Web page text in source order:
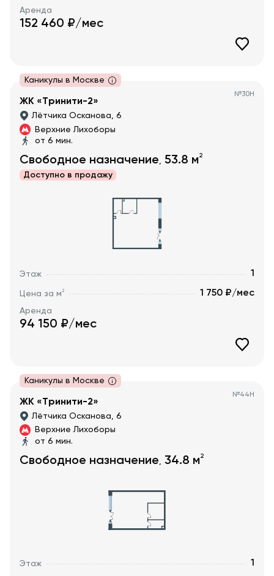
Аренда
152 460 ₽/мес
Каникулы в Москве
№30Н
ЖК «Тринити-2»
Лётчика Осканова, 6
Верхние Лихоборы
от 6 мин.
Свободное назначение, 53.8 м2
Доступно в продажу
Этаж 1
Цена за м2 1 750 ₽/мес
Аренда
94 150 ₽/мес
Каникулы в Москве
№44Н
ЖК «Тринити-2»
Лётчика Осканова, 6
Верхние Лихоборы
от 6 мин.
Свободное назначение, 34.8 м2
Этаж 1